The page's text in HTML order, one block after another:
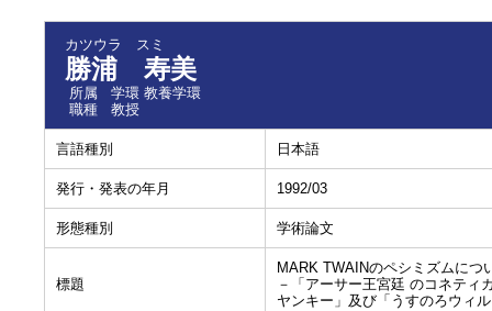
カツウラ スミ
勝浦 寿美
所属
学環 教養学環
職種
教授
言語種別 日本語
発行・発表の年月 1992/03
形態種別 学術論文
標題
MARK TWAINのペシミズムにつ
－「アーサー王宮廷 のコネティ
ヤンキー」及び「うすのろウィ